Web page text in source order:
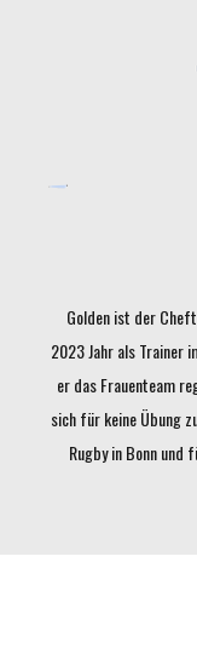
Golden ist der
2023 Jahr als Trainer
er das Frauenteam
sich für keine Übung
Rugby in Bonn und